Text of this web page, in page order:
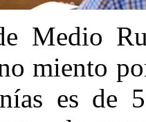
Medio
miento
es de